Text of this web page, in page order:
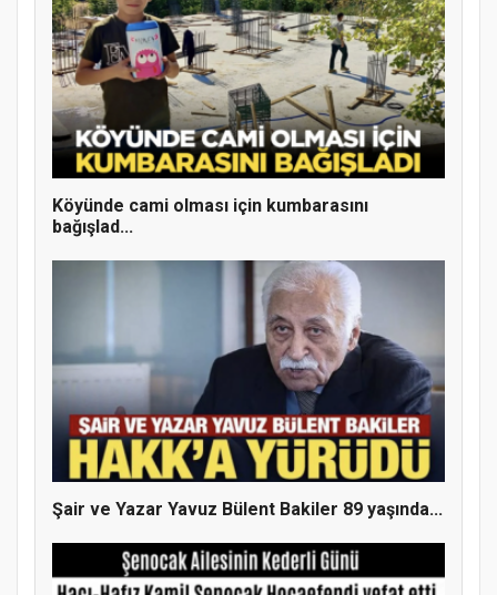
Doğanyol'da Temel Dini Bilgiler Sınavı
Gerçekleştirildi
Köyünde cami olması için kumbarasını
bağışlad...
Şair ve Yazar Yavuz Bülent Bakiler 89 yaşında...